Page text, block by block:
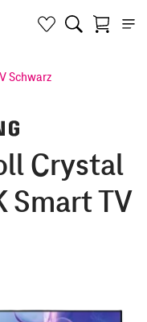
Schwarz
Crystal
Smart TV